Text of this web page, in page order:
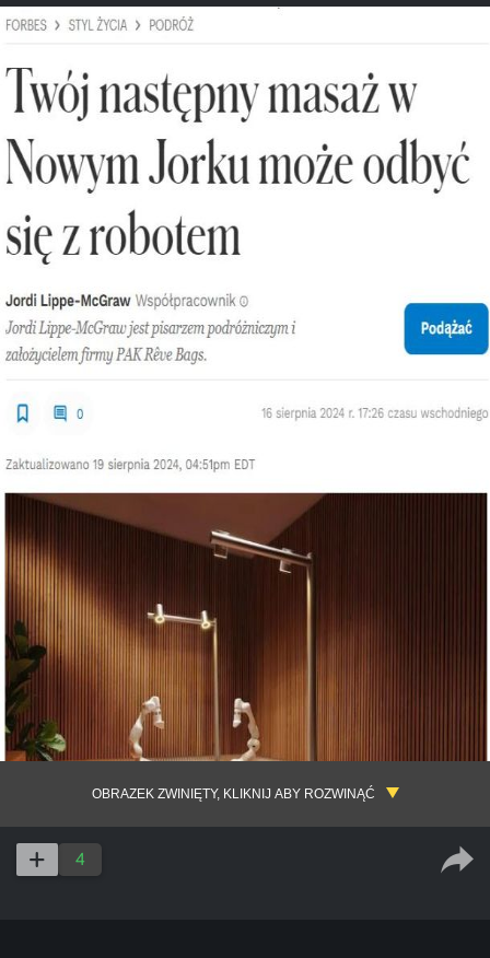
OBRAZEK ZWINIĘTY, KLIKNIJ ABY ROZWINĄĆ
4